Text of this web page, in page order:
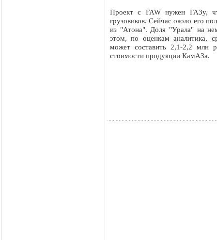
Проект с FAW нужен ГАЗу,
грузовиков. Сейчас около его
из "Атона". Доля "Урала" на
этом, по оценкам аналитика,
может составить 2,1-2,2 млн
стоимости продукции КамАЗа.